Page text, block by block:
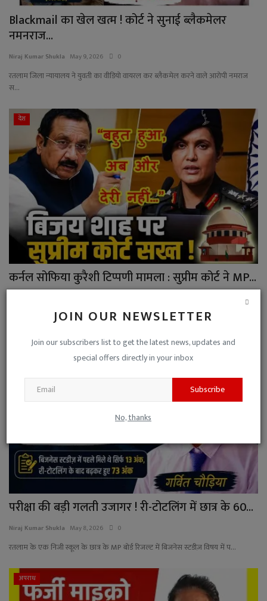
JOIN OUR NEWSLETTER
Join our subscribers list to get the latest news, updates and
special offers directly in your inbox
Subscribe
No, thanks
Blackmail का खेल खत्म ! कोर्ट ने सुनाई ब्लैकमेलर
नमनराज...
Niraj Kumar Shukla May 9, 2026 0
रतलाम जिला न्यायालय ने युवती का वीडियो वायरल कर ब्लैकमेल करने वाले आरोपी नमराज
स...
देश
कर्नल सोफिया कुरैशी टिप्पणी मामला : सुप्रीम कोर्ट ने MP...
कर्नल सोफिया कुरैशी पर विवादित टिप्पणी मामले में सुप्रीम कोर्ट ने मध्य प्रदेश सर...
परीक्षा की बड़ी गलती उजागर ! री-टोटलिंग में छात्र के 60...
Niraj Kumar Shukla May 8, 2026 0
रतलाम के एक निजी स्कूल के छात्र के MP बोर्ड रिजल्ट में बिजनेस स्टडीज़ विषय में प...
अपराध